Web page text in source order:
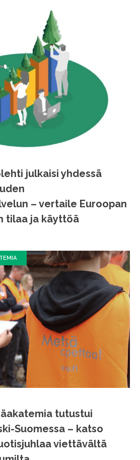
julkaisi yhdessä
– vertaile Euroopan
tilaa ja käyttöä
tutustui
Suomessa – katso
viettävältä